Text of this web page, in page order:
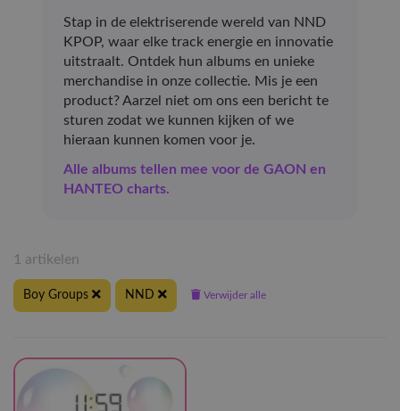
Stap in de elektriserende wereld van NND
KPOP, waar elke track energie en innovatie
uitstraalt. Ontdek hun albums en unieke
merchandise in onze collectie. Mis je een
product? Aarzel niet om ons een bericht te
sturen zodat we kunnen kijken of we
hieraan kunnen komen voor je.
Alle albums tellen mee voor de GAON en
HANTEO charts.
1 artikelen
Boy Groups NND Verwijder alle